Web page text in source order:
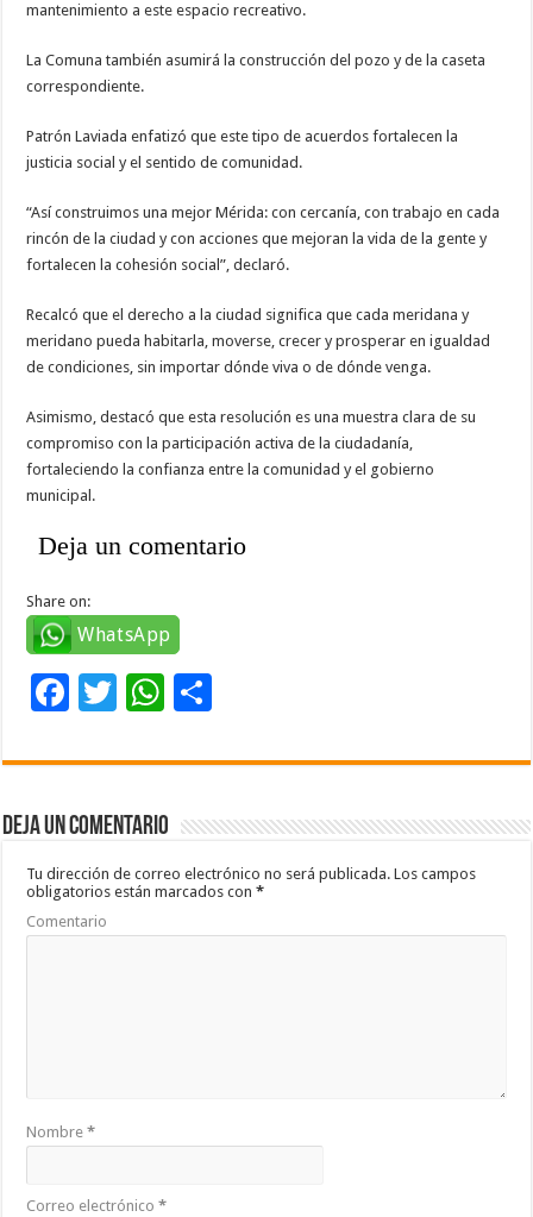
mantenimiento a este espacio recreativo.
La Comuna también asumirá la construcción del pozo y de la caseta
correspondiente.
Patrón Laviada enfatizó que este tipo de acuerdos fortalecen la
justicia social y el sentido de comunidad.
“Así construimos una mejor Mérida: con cercanía, con trabajo en cada
rincón de la ciudad y con acciones que mejoran la vida de la gente y
fortalecen la cohesión social”, declaró.
Recalcó que el derecho a la ciudad significa que cada meridana y
meridano pueda habitarla, moverse, crecer y prosperar en igualdad
de condiciones, sin importar dónde viva o de dónde venga.
Asimismo, destacó que esta resolución es una muestra clara de su
compromiso con la participación activa de la ciudadanía,
fortaleciendo la confianza entre la comunidad y el gobierno
municipal.
Deja un comentario
Share on:
WhatsApp
F
e
b
o
o
k
T
tt
er
W
at
sA
p
p
m
ar
ti
Deja un comentario
Tu dirección de correo electrónico no será publicada. Los campos
obligatorios están marcados con*
Comentario
Nombre*
Correo electrónico*